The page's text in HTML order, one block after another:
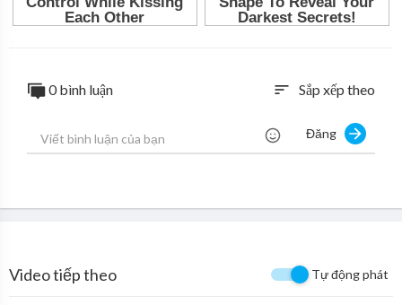
0 bình luận sort Sắp xếp theo
Đăng
Video tiếp theo Tự động phát